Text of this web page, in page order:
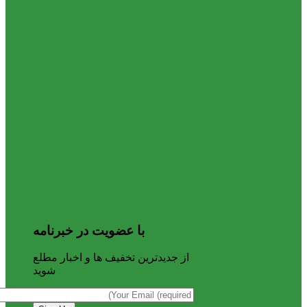
با عضویت در خبرنامه
از جدیدترین تخفیف ها و اخبار مطلع
شوید